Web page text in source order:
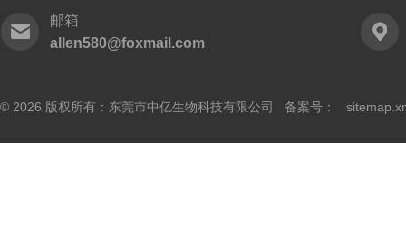
邮箱
allen580@foxmail.com
© 2026 版权所有：东莞市中亿生物科技有限公司 备案号：